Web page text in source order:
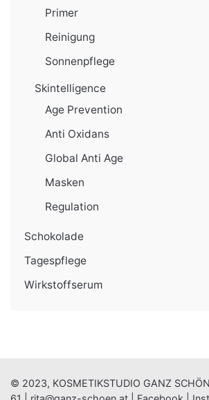
Primer
Reinigung
Sonnenpflege
Skintelligence
Age Prevention
Anti Oxidans
Global Anti Age
Masken
Regulation
Schokolade
Tagespflege
Wirkstoffserum
© 2023, KOSMETIKSTUDIO GANZ